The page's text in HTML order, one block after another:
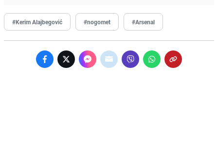
#Kerim Alajbegović #nogomet #Arsenal